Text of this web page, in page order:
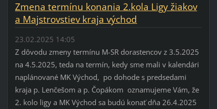
Zmena termínu konania 2.kola Ligy žiakov
a Majstrovstiev kraja východ
23.02.2025 14:05
Z dôvodu zmeny termínu M-SR dorastencov z 3.5.2025
na 4.5.2025, teda na termín, kedy sme mali v kalendári
naplánované MK Východ, po dohode s predsedami
kraja p. Lenčešom a p. Čopákom oznamujeme Vám, že
2. kolo ligy a MK Východ sa budú konať dňa 26.4.2025